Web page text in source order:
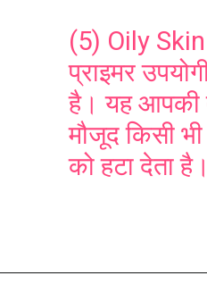
(5) Oily
प्राइमर
है। यह आपकी
मौजूद किसी
को हटा देता है।